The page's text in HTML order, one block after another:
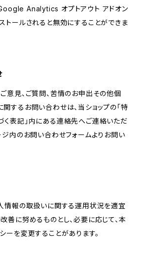
Google Analytics オプトアウト アドオン
トールされると無効にすることができま
意見、ご質問、苦情のお申出その他個
するお問い合わせは、当ショップの「特
く表記」内にある連絡先へご連絡いただ
ジ内のお問い合わせフォームよりお問い
情報の取扱いに関する運用状況を適宜
善に努めるものとし、必要に応じて、本
ーを変更することがあります。